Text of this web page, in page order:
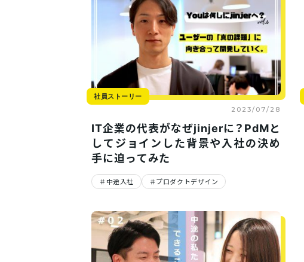
社員ストーリー
2023/07/28
IT企業の代表がなぜjinjerに？PdMと
してジョインした背景や入社の決め
手に迫ってみた
中途入社 プロダクトデザイン